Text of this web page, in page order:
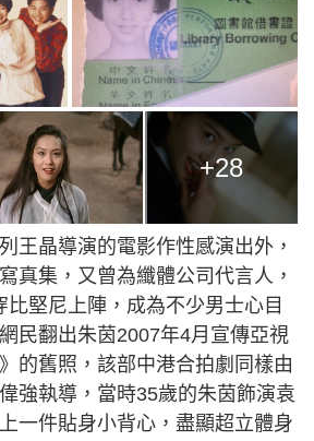
+28
王晶導演的電影作性感演出外，
真集，又曾為纖體公司代言人，
堅尼上陣，成為不少男士心目
民翻出朱茵2007年4月宣傳亞視
的舊照，該部中港合拍劇同樣由
強執導，當時35歲的朱茵飾演袁
一件貼身小背心，盡顯超立體身